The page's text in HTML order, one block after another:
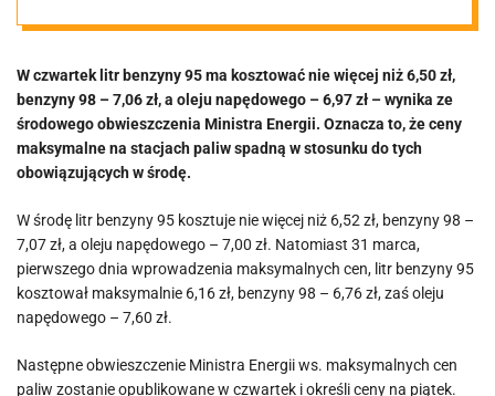
nieznacznie w
dół
W czwartek litr benzyny 95 ma kosztować nie więcej niż 6,50 zł,
benzyny 98 – 7,06 zł, a oleju napędowego – 6,97 zł – wynika ze
środowego obwieszczenia Ministra Energii. Oznacza to, że ceny
maksymalne na stacjach paliw spadną w stosunku do tych
obowiązujących w środę.
W środę litr benzyny 95 kosztuje nie więcej niż 6,52 zł, benzyny 98 –
7,07 zł, a oleju napędowego – 7,00 zł. Natomiast 31 marca,
pierwszego dnia wprowadzenia maksymalnych cen, litr benzyny 95
kosztował maksymalnie 6,16 zł, benzyny 98 – 6,76 zł, zaś oleju
napędowego – 7,60 zł.
Następne obwieszczenie Ministra Energii ws. maksymalnych cen
paliw zostanie opublikowane w czwartek i określi ceny na piątek.